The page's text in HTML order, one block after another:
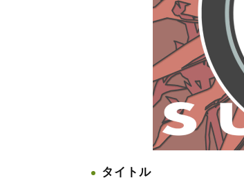
タイトル